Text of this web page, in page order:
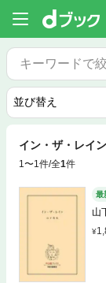
イン・ザ・レイン
1〜1件/全1件
最
山